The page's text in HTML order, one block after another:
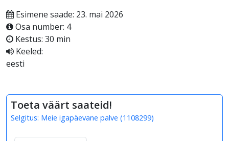
Esimene saade: 23. mai 2026
Osa number: 4
Kestus: 30 min
Keeled:
eesti
Toeta väärt saateid!
Selgitus: Meie igapäevane palve (1108299)